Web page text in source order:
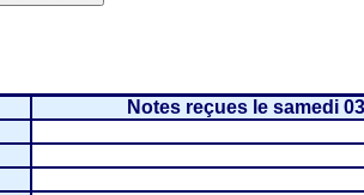
Notes reçues le samedi